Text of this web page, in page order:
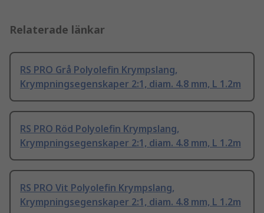
Relaterade länkar
RS PRO Grå Polyolefin Krympslang,
Krympningsegenskaper 2:1, diam. 4.8 mm, L 1.2m
RS PRO Röd Polyolefin Krympslang,
Krympningsegenskaper 2:1, diam. 4.8 mm, L 1.2m
RS PRO Vit Polyolefin Krympslang,
Krympningsegenskaper 2:1, diam. 4.8 mm, L 1.2m